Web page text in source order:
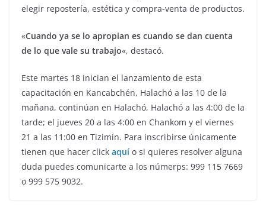
elegir repostería, estética y compra-venta de productos.
«Cuando ya se lo apropian es cuando se dan cuenta
de lo que vale su trabajo«, destacó.
Este martes 18 inician el lanzamiento de esta
capacitación en Kancabchén, Halachó a las 10 de la
mañana, continúan en Halachó, Halachó a las 4:00 de la
tarde; el jueves 20 a las 4:00 en Chankom y el viernes
21 a las 11:00 en Tizimín. Para inscribirse únicamente
tienen que hacer click aquí o si quieres resolver alguna
duda puedes comunicarte a los númerps: 999 115 7669
o 999 575 9032.